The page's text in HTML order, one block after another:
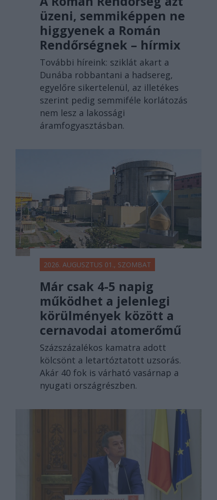
üzeni, semmiképpen ne
higgyenek a Román
Rendőrségnek – hírmix
További híreink: sziklát akart a
Dunába robbantani a hadsereg,
egyelőre sikertelenül, az illetékes
szerint pedig semmiféle korlátozás
nem lesz a lakossági
áramfogyasztásban.
2026. AUGUSZTUS 01., SZOMBAT
Már csak 4-5 napig
működhet a jelenlegi
körülmények között a
cernavodai atomerőmű
Százszázalékos kamatra adott
kölcsönt a letartóztatott uzsorás.
Akár 40 fok is várható vasárnap a
nyugati országrészben.